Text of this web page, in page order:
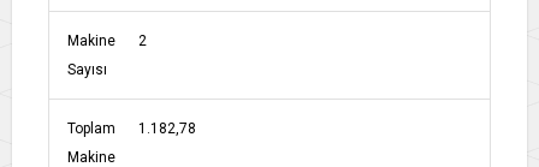
Makine
Sayısı
2
Toplam
Makine
1.182,78